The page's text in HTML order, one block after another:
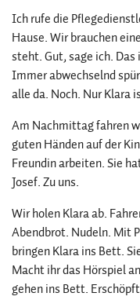
Ich rufe die
Hause. Wir brauchen
steht. Gut, sage ich.
Immer abwechselnd
alle da. Noch. Nur Klara
Am Nachmittag fahren
guten Händen auf der
Freundin arbeiten. Sie
Josef. Zu uns.
Wir holen Klara ab.
Abendbrot. Nudeln. Mit
bringen Klara ins Bett.
Macht ihr das Hörspiel
gehen ins Bett.